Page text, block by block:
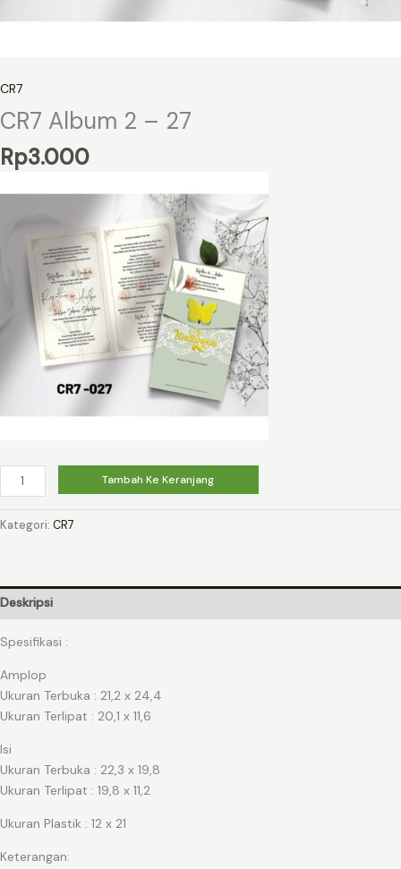
CR7
CR7 Album 2 – 27
Rp3.000
Kuantitas
CR7
Album
Tambah Ke Keranjang
Kategori: CR7
Deskripsi
Spesifikasi :
Amplop
Ukuran Terbuka : 21,2 x 24,4
Ukuran Terlipat : 20,1 x 11,6
Isi
Ukuran Terbuka : 22,3 x 19,8
Ukuran Terlipat : 19,8 x 11,2
Ukuran Plastik : 12 x 21
Keterangan: